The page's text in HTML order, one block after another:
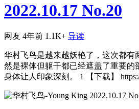
2022.10.17 No.20
网友 4年前 1.1K+ 导读
华村飞鸟是越来越妖艳了，这次都有
然是裸体但躯干都已经遮盖了重要的
身体让人印象深刻。 1 【下载】